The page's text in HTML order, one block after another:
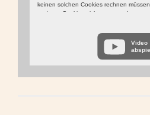
keinen solchen Cookies rechnen
anderen Cookies nicht-
Weitere Informationen zum Datenschutz
der Datenschutzerklärung des Anbieters
Video